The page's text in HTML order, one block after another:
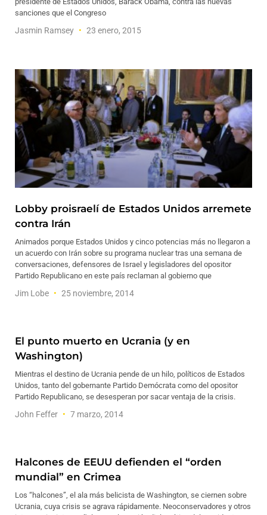
sanciones que el Congreso
Jasmin Ramsey 23 enero, 2015
Lobby proisraelí de Estados Unidos arremete
contra Irán
Animados porque Estados Unidos y cinco potencias más no llegaron a
un acuerdo con Irán sobre su programa nuclear tras una semana de
conversaciones, defensores de Israel y legisladores del opositor
Partido Republicano en este país reclaman al gobierno que
Jim Lobe 25 noviembre, 2014
El punto muerto en Ucrania (y en
Washington)
Mientras el destino de Ucrania pende de un hilo, políticos de Estados
Unidos, tanto del gobernante Partido Demócrata como del opositor
Partido Republicano, se desesperan por sacar ventaja de la crisis.
John Feffer 7 marzo, 2014
Halcones de EEUU defienden el “orden
mundial” en Crimea
Los “halcones”, el ala más belicista de Washington, se ciernen sobre
Ucrania, cuya crisis se agrava rápidamente. Neoconservadores y otros